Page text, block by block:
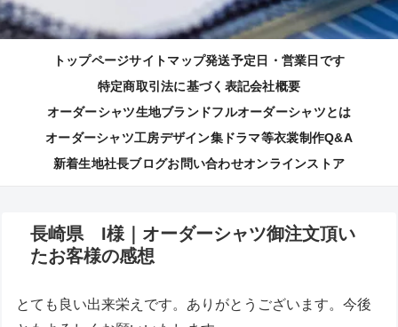
トップページサイトマップ発送予定日・営業日です
特定商取引法に基づく表記会社概要
オーダーシャツ生地ブランドフルオーダーシャツとは
オーダーシャツ工房デザイン集ドラマ等衣裳制作Q&A
新着生地社長ブログお問い合わせオンラインストア
長崎県 I様｜オーダーシャツ御注文頂い
たお客様の感想
とても良い出来栄えです。ありがとうございます。今後